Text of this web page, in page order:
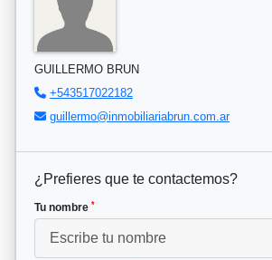
GUILLERMO BRUN
+543517022182
guillermo@inmobiliariabrun.com.ar
¿Prefieres que te contactemos?
Tu nombre *